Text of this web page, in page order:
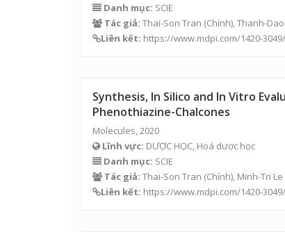
Danh mục: SCIE
Tác giả: Thai-Son Tran (Chính), Thanh-
Liên kết: https://www.mdpi.com/1420-
Synthesis, In Silico and In Vitro
Phenothiazine-Chalcones
Molecules, 2020
Lĩnh vực: DƯỢC HỌC, Hoá dược học
Danh mục: SCIE
Tác giả: Thai-Son Tran (Chính), Minh-Tri
Liên kết: https://www.mdpi.com/1420-